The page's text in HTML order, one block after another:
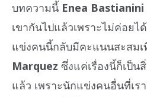
บทความนี้ Enea Bastianini
เขากันไปแล้วเพราะไม่ค่อย
แข่งคนนี้กลับมีคะแนนสะสมเ
Marquez ซึ่งแค่เรื่องนี้ก็เป็น
แล้ว เพราะนักแข่งคนอื่นที่เร